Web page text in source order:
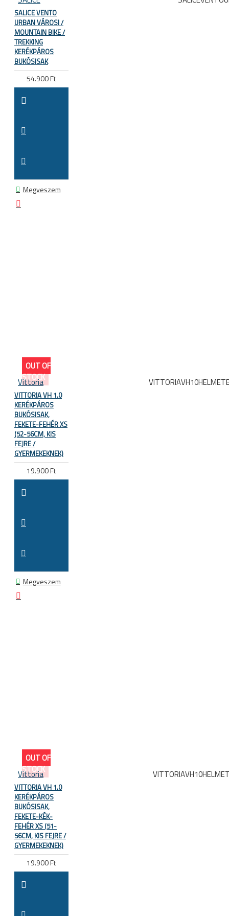
SALICE VENTO
URBAN VÁROSI /
MOUNTAIN BIKE /
TREKKING
KERÉKPÁROS
BUKÓSISAK
54.900 Ft
Megveszem
OUT OF
STOCK
Vittoria
VITTORIA VH 1.0
KERÉKPÁROS
BUKÓSISAK,
FEKETE-FEHÉR XS
(52-56CM, KIS
FEJRE /
GYERMEKEKNEK)
19.900 Ft
Megveszem
OUT OF
STOCK
Vittoria
VITTORIA VH 1.0
KERÉKPÁROS
BUKÓSISAK,
FEKETE-KÉK-
FEHÉR XS (51-
56CM, KIS FEJRE /
GYERMEKEKNEK)
19.900 Ft